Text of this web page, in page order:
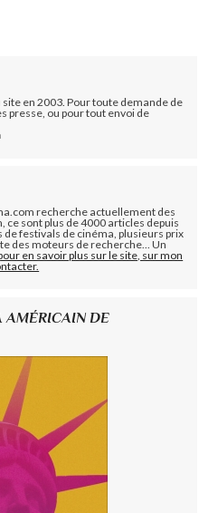
site en 2003. Pour toute demande de
presse, ou pour tout envoi de
recherche actuellement des
sont plus de 4000 articles depuis
festivals de cinéma, plusieurs prix
des moteurs de recherche... Un
en savoir plus sur le site, sur mon
AMÉRICAIN DE